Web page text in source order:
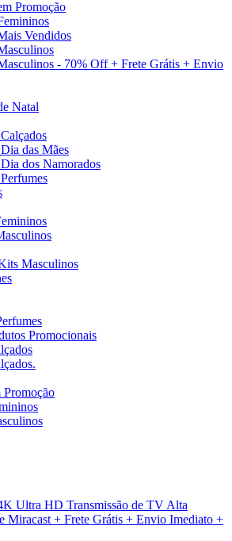
Promoção
Vendidos
- 70% Off + Frete Grátis + Envio
Natal
das Mães
dos Namorados
Masculinos
Promocionais
Promoção
Ultra HD Transmissão de TV Alta
Miracast + Frete Grátis + Envio Imediato +